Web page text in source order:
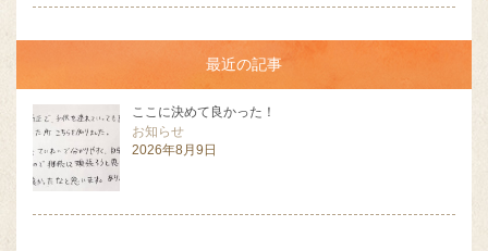
最近の記事
ここに決めて良かった！
お知らせ
2026年8月9日